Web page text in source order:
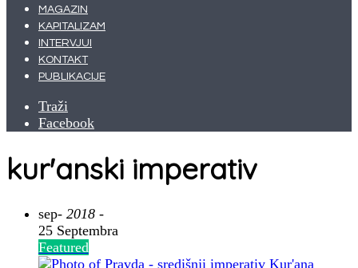
MAGAZIN
KAPITALIZAM
INTERVJUI
KONTAKT
PUBLIKACIJE
Traži
Facebook
kur'anski imperativ
sep- 2018 -
25 Septembra
Featured